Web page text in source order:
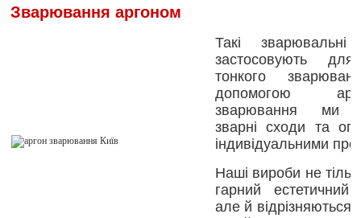
Зварювання аргоном
Такі зварювальні
застосовують
тонкого
допомогою
зварювання ми
зварні сходи та
індивідуальними
Наші вироби не
гарний естетичний
але й відрізняються